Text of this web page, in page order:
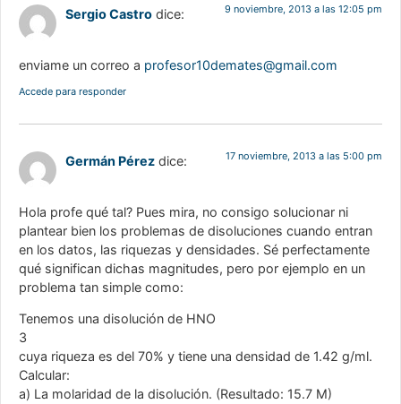
Sergio Castro dice: 9 noviembre, 2013 a las 12:05 pm
enviame un correo a profesor10demates@gmail.com
Accede para responder
Germán Pérez dice: 17 noviembre, 2013 a las 5:00 pm
Hola profe qué tal? Pues mira, no consigo solucionar ni
plantear bien los problemas de disoluciones cuando entran
en los datos, las riquezas y densidades. Sé perfectamente
qué significan dichas magnitudes, pero por ejemplo en un
problema tan simple como:
Tenemos una disolución de HNO
3
cuya riqueza es del 70% y tiene una densidad de 1.42 g/ml.
Calcular:
a) La molaridad de la disolución. (Resultado: 15.7 M)